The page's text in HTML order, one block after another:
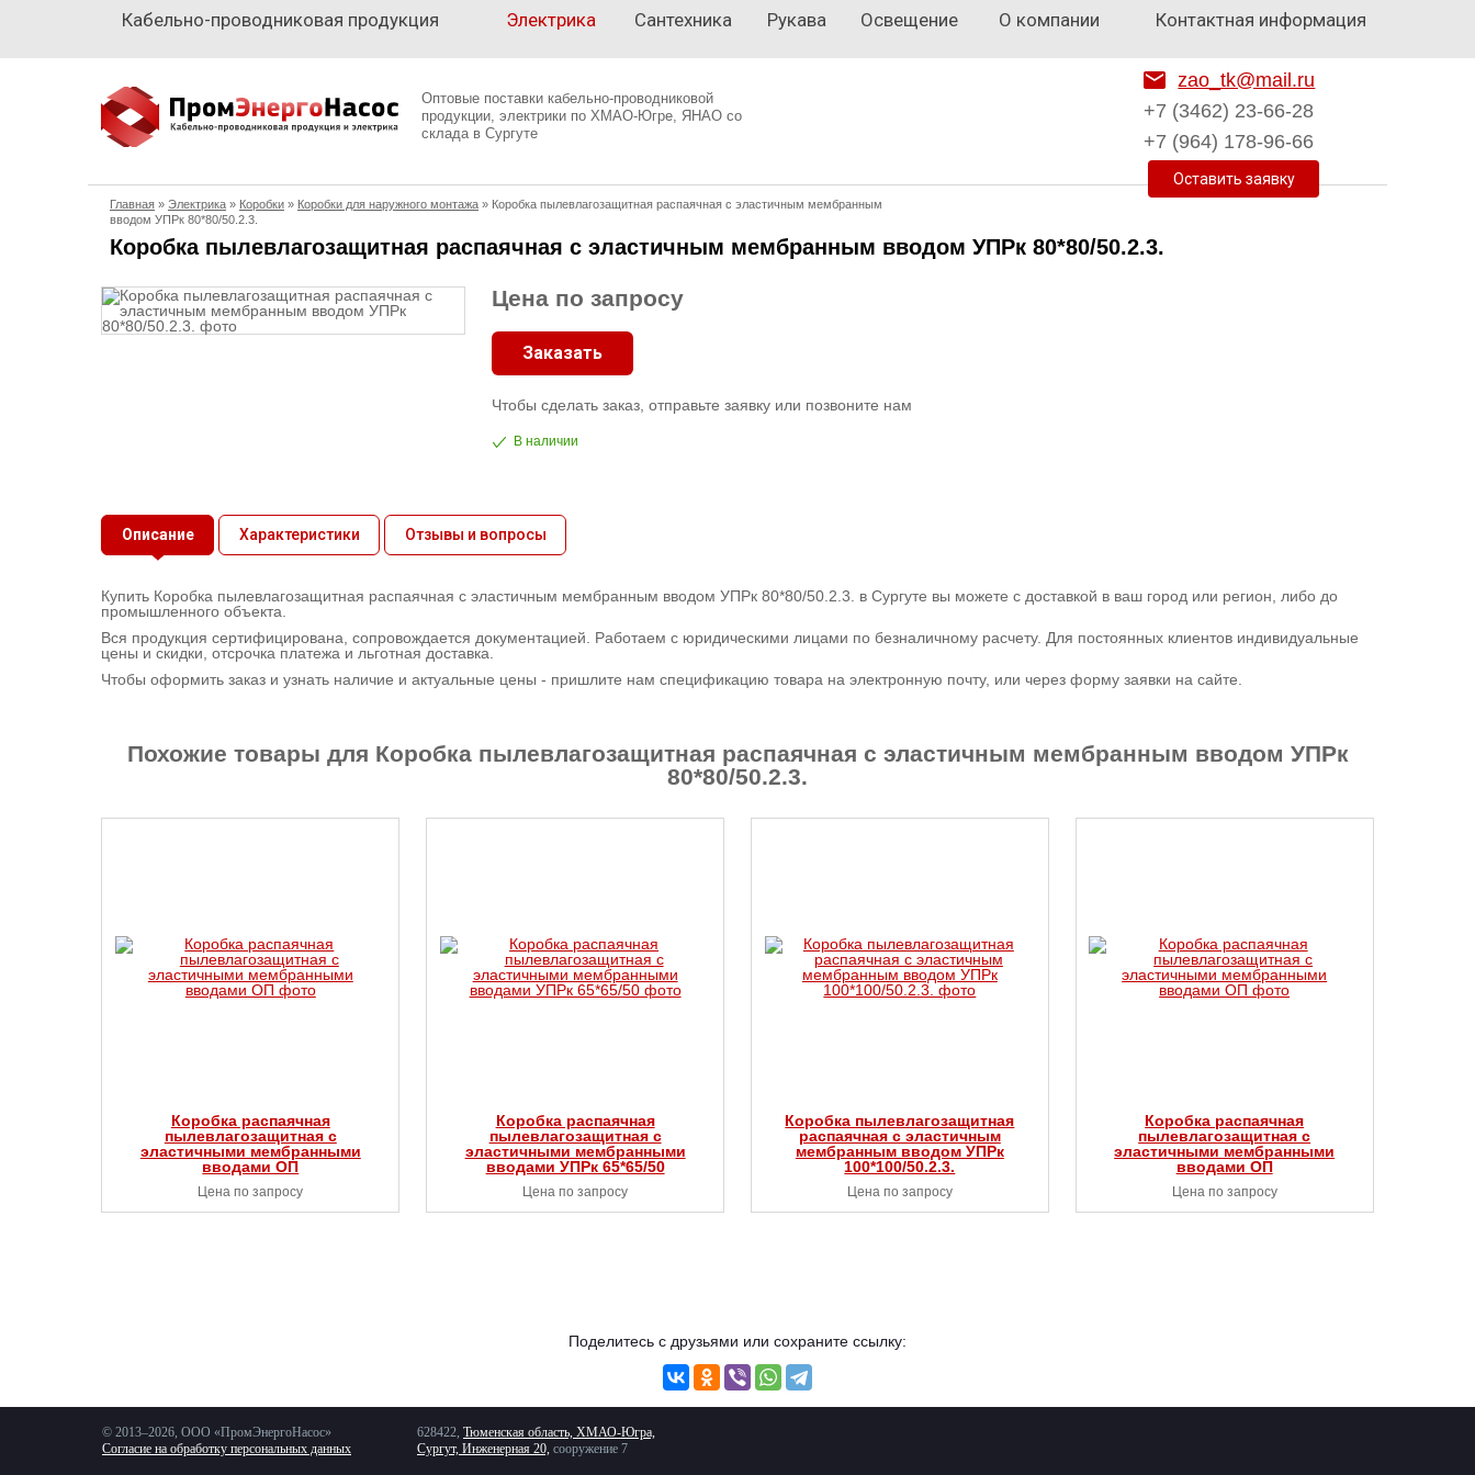
проводниковая
продукция
Электрика
Сантехника
Рукава
Контактная
информация
Кабельно-проводниковая продукция Электрика Сантехника Рукава Освещение О компании Контактная информация
Оптовые поставки кабельно-проводниковой
продукции, электрики по ХМАО-Югре, ЯНАО со
склада в Сургуте
zao_tk@mail.ru
+7 (3462) 23-66-28
+7 (964) 178-96-66
Главная » Электрика » Коробки » Коробки для наружного монтажа » Коробка пылевлагозащитная распаячная с эластичным мембранным
вводом УПРк 80*80/50.2.3.
Коробка пылевлагозащитная распаячная с эластичным мембранным вводом УПРк 80*80/50.2.3.
Цена по запросу
Заказать
Чтобы сделать заказ, отправьте заявку или позвоните нам
В наличии
Описание Характеристики Отзывы и вопросы
Купить Коробка пылевлагозащитная распаячная с эластичным мембранным вводом УПРк 80*80/50.2.3. в Сургуте вы можете с доставкой в ваш город или регион, либо до
промышленного объекта.
Вся продукция сертифицирована, сопровождается документацией. Работаем с юридическими лицами по безналичному расчету. Для постоянных клиентов индивидуальные
цены и скидки, отсрочка платежа и льготная доставка.
Чтобы оформить заказ и узнать наличие и актуальные цены - пришлите нам спецификацию товара на электронную почту, или через форму заявки на сайте.
Похожие товары для Коробка пылевлагозащитная распаячная с эластичным мембранным вводом УПРк
80*80/50.2.3.
Коробка распаячная
пылевлагозащитная с
эластичными мембранными
вводами ОП
Цена по запросу
Коробка распаячная
пылевлагозащитная с
эластичными мембранными
вводами УПРк 65*65/50
Цена по запросу
Коробка пылевлагозащитная
распаячная с эластичным
мембранным вводом УПРк
100*100/50.2.3.
Цена по запросу
Коробка распаячная
пылевлагозащитная с
эластичными мембранными
вводами ОП
Цена по запросу
Поделитесь с друзьями или сохраните ссылку:
© 2013–2026, ООО «ПромЭнергоНасос»
Согласие на обработку персональных данных
628422, Тюменская область, ХМАО-Югра,
Сургут, Инженерная 20, сооружение 7